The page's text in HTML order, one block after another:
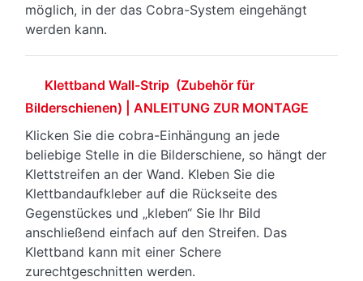
möglich, in der das Cobra-System eingehängt
werden kann.
Klettband Wall-Strip (Zubehör für
Bilderschienen) | ANLEITUNG ZUR MONTAGE
Klicken Sie die cobra-Einhängung an jede
beliebige Stelle in die Bilderschiene, so hängt der
Klettstreifen an der Wand. Kleben Sie die
Klettbandaufkleber auf die Rückseite des
Gegenstückes und „kleben“ Sie Ihr Bild
anschließend einfach auf den Streifen. Das
Klettband kann mit einer Schere
zurechtgeschnitten werden.